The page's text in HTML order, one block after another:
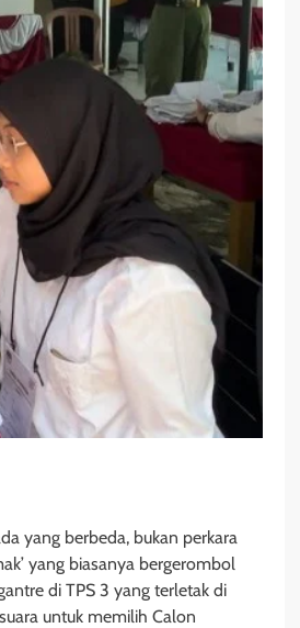
yang berbeda, bukan perkara
yang biasanya bergerombol
di TPS 3 yang terletak di
untuk memilih Calon